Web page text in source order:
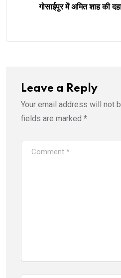
गोसाईपुर में अमित शाह की
Leave a Reply
Your email address will not
fields are marked *